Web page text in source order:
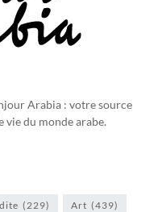
Arabia : votre source
vie du monde arabe.
(229) Art (439)